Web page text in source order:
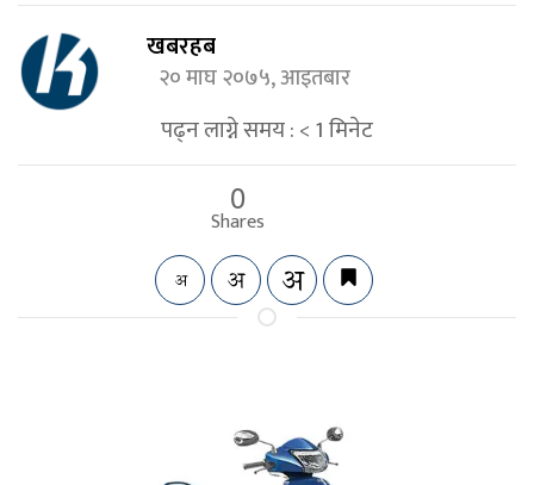
खबरहब
२० माघ २०७५, आइतबार
पढ्न लाग्ने समय :< 1मिनेट
0
Shares